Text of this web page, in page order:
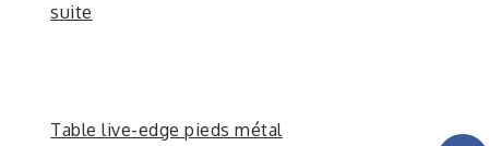
suite
Table live-edge pieds métal